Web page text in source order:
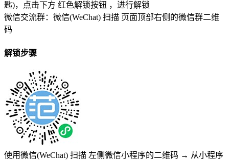
匙)，点击下方 红色解锁按钮 ，进行解锁
微信交流群：微信(WeChat) 扫描 页面顶部右侧的微信群二维
码
解锁步骤
使用微信(WeChat) 扫描 左侧微信小程序的二维码 → 从小程序